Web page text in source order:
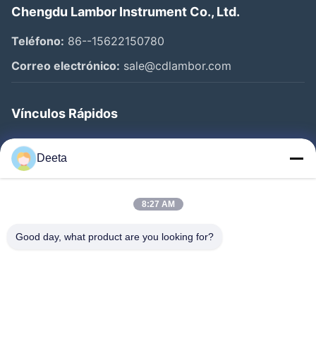
Chengdu Lambor Instrument Co., Ltd.
Teléfono: 86--15622150780
Correo electrónico: sale@cdlambor.com
Vínculos Rápidos
Inicio
Productos
Control De Calidad
Deeta
8:27 AM
Good day, what product are you looking for?